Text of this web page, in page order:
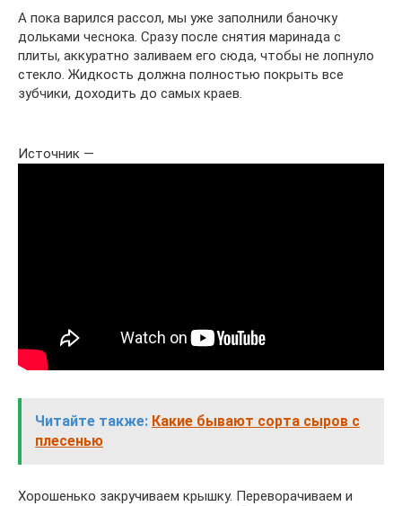
А пока варился рассол, мы уже заполнили баночку
дольками чеснока. Сразу после снятия маринада с
плиты, аккуратно заливаем его сюда, чтобы не лопнуло
стекло. Жидкость должна полностью покрыть все
зубчики, доходить до самых краев.
Источник —
Читайте также: Какие бывают сорта сыров с
плесенью
Хорошенько закручиваем крышку. Переворачиваем и